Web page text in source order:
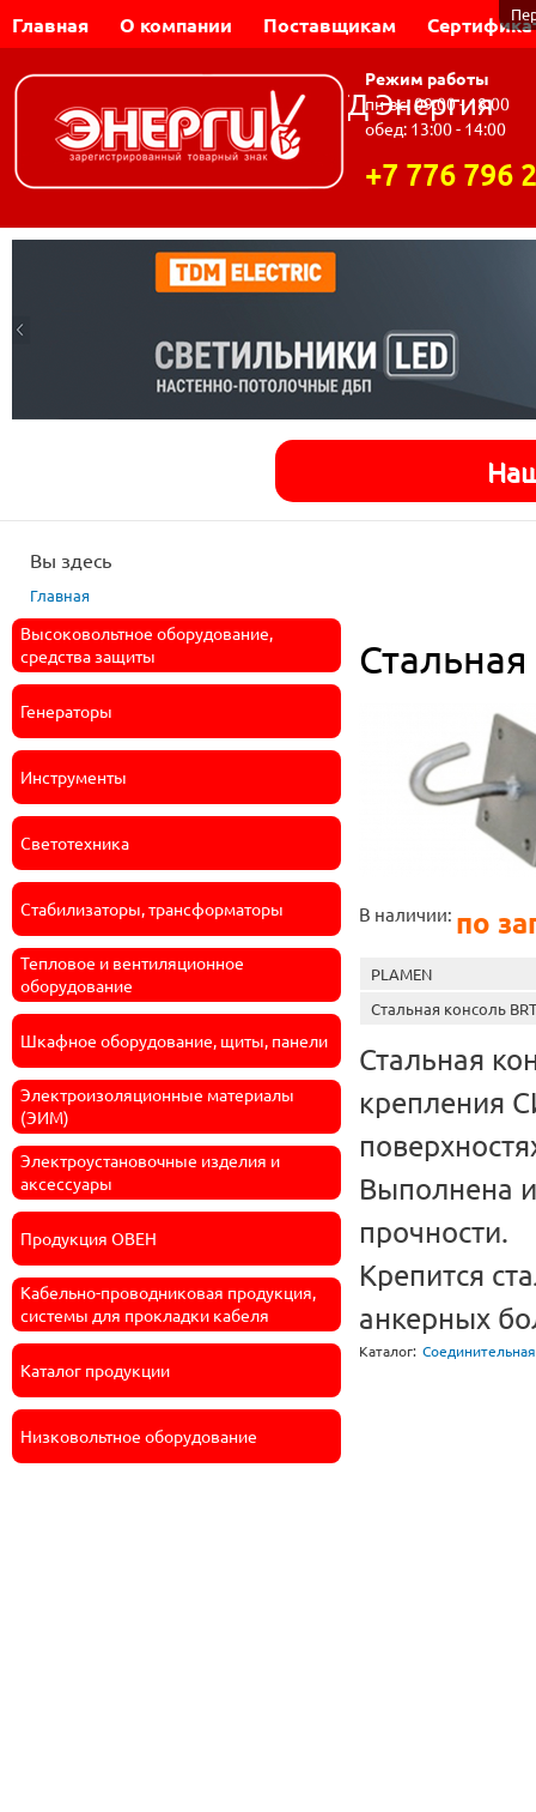
Главная О компании Поставщикам
Режим работы
пн-вс: 09:00 - 18:00
обед: 13:00 - 14:00
+7 776 796
Динар-Электромаш | ТД Энергия
Вы здесь
Главная
Высоковольтное оборудование,
средства защиты
Генераторы
Инструменты
Светотехника
Стабилизаторы, трансформаторы
Тепловое и вентиляционное
оборудование
Шкафное оборудование, щиты, панели
Электроизоляционные материалы
(ЭИМ)
Электроустановочные изделия и
аксессуары
Продукция ОВЕН
Кабельно-проводниковая продукция,
системы для прокладки кабеля
Каталог продукции
Низковольтное оборудование
В наличии: по
PLAMEN
Стальная консоль
Стальная
крепления
Выполнена
прочности.
Крепится
анкерных
Каталог: